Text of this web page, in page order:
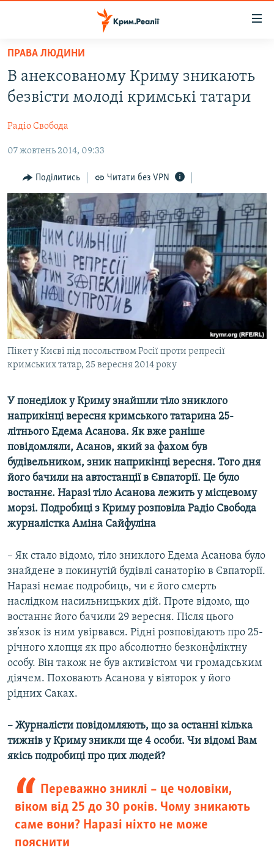
Перейти
основного
матеріалу
до
навігації
Перейти
пошуку
ВОДА.КРИМ
ПОЛІТИКА
БЛОГИ
ПОГЛЯД
ІНТЕРВ'Ю
ВСЕ ЗА ДЕНЬ
СПЕЦПРОЕКТИ
ДЕПОРТАЦІЯ
ВІДЕОУРОКИ «ELIFBE»
СВІДЧЕННЯ ОКУПАЦІЇ
УКРАЇНСЬКА ПРОБЛЕМА КРИМУ
ІНФОГРАФІКА
ЯК ОБІЙТИ БЛОКУВАННЯ
Русский
Qırımtatar
ДОЛУЧАЙСЯ!
Усі сайти RFE/RL
ПРАВА ЛЮДИНИ
В анексованому Криму зникають
безвісти молоді кримські татари
Радіо Свобода
07 жовтень 2014, 09:33
Поділитись Читати без VPN
Пікет у Києві під посольством Росії проти репресії
кримських татар, 25 вересня 2014 року
У понеділок у Криму знайшли тіло зниклого
наприкінці вересня кримського татарина 25-
літнього Едема Асанова. Як вже раніше
повідомляли, Асанов, який за фахом був
будівельником, зник наприкінці вересня. Того дня
його бачили на автостанції в Євпаторії. Це було
востаннє. Наразі тіло Асанова лежить у місцевому
морзі. Подробиці з Криму розповіла Радіо Свобода
журналістка Аміна Сайфуліна
– Як стало відомо, тіло зниклого Едема Асанова було
знайдене в покинутій будівлі санаторію в Євпаторії.
Наразі немає подробиць, чи є його смерть
наслідком насильницьких дій. Проте відомо, що
востаннє його бачили 29 вересня. Після цього
зв’язок із ним увірвався. Рідні розповідають про 25-
річного хлопця як про абсолютно безконфліктну
особу. Він також не був активістом чи громадським
діячем. Поховають Асанова у вівторок у його
рідних Саках.
– Журналісти повідомляють, що за останні кілька
тижнів у Криму зникли ще 4 особи. Чи відомі Вам
якісь подробиці про цих людей?
Переважно зниклі – це чоловіки,
віком від 25 до 30 років. Чому зникають
саме вони? Наразі ніхто не може
пояснити